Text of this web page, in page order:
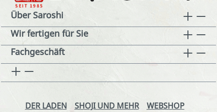
Über Saroshi
Wir fertigen für Sie
Fachgeschäft
DER LADEN SHOJI UND MEHR WEBSHOP